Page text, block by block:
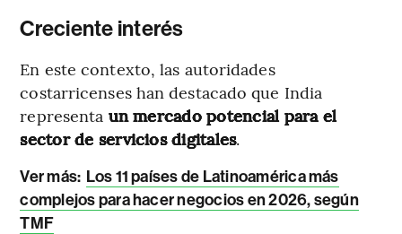
Creciente interés
En este contexto, las autoridades
costarricenses han destacado que India
representa un mercado potencial para el
sector de servicios digitales.
Ver más: Los 11 países de Latinoamérica más
complejos para hacer negocios en 2026, según
TMF